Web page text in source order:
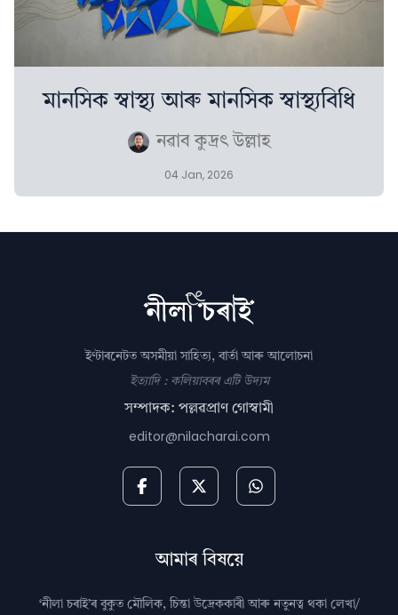
মানসিক স্বাস্থ্য আৰু মানসিক স্বাস্থ্যবিধি
নৱাব কুদ্ৰৎ উল্লাহ
04 Jan, 2026
ইণ্টাৰনেটত অসমীয়া সাহিত্য, বাৰ্তা আৰু আলোচনা
ইত্যাদি : কলিয়াবৰৰ এটি উদ্যম
সম্পাদক: পল্লৱপ্ৰাণ গোস্বামী
editor@nilacharai.com
আমাৰ বিষয়ে
‘নীলা চৰাই’ৰ বুকুত মৌলিক, চিন্তা উদ্রেককাৰী আৰু নতুনত্ব থকা লেখা/